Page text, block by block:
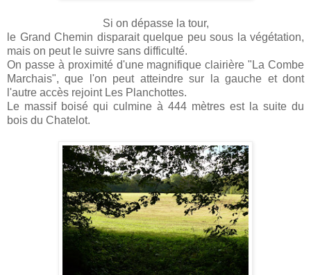
Si on dépasse la tour,
le Grand Chemin disparait quelque peu sous la végétation,
mais on peut le suivre sans difficulté.
On passe à proximité d'une magnifique clairière "La Combe
Marchais", que l'on peut atteindre sur la gauche et dont
l'autre accès rejoint Les Planchottes.
Le massif boisé qui culmine à 444 mètres est la suite du
bois du Chatelot.